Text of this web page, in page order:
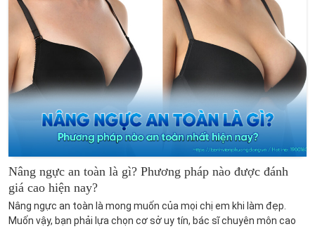
Nâng ngực an toàn là gì? Phương pháp nào được đánh
giá cao hiện nay?
Nâng ngực an toàn là mong muốn của mọi chị em khi làm đẹp.
Muốn vậy, bạn phải lựa chọn cơ sở uy tín, bác sĩ chuyên môn cao